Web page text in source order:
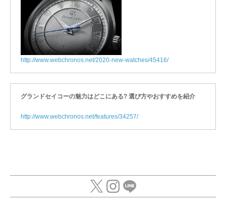
http://www.webchronos.net/2020-new-watches/45416/
グランドセイコーの魅力はどこにある? 選び方やおすすめを紹介
http://www.webchronos.net/features/34257/